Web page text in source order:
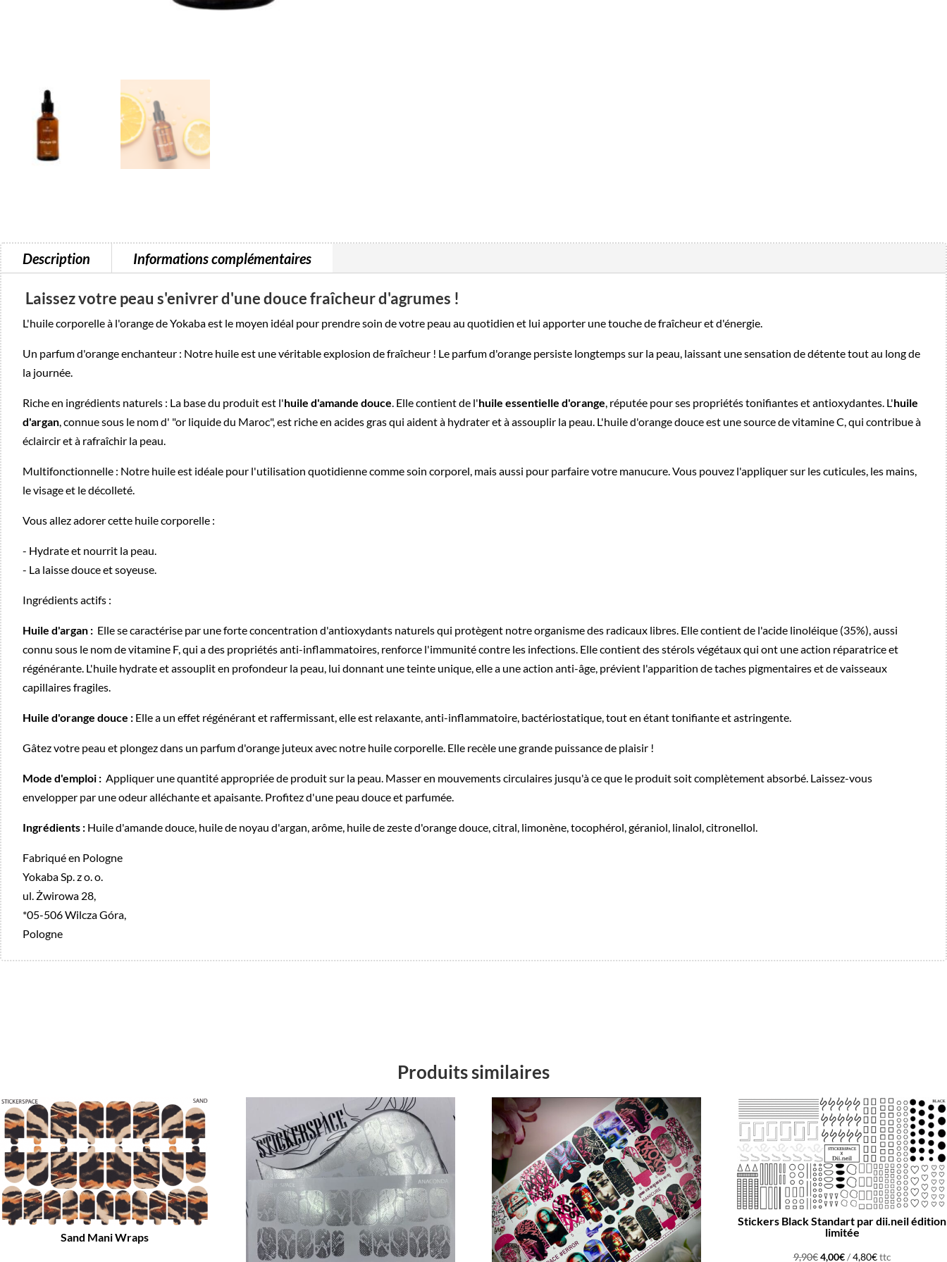
Description Informations complémentaires
Laissez votre peau s'enivrer d'une douce fraîcheur d'agrumes !
L'huile corporelle à l'orange de Yokaba est le moyen idéal pour prendre soin de votre peau au quotidien et lui apporter une touche de fraîcheur et d'énergie.
Un parfum d'orange enchanteur : Notre huile est une véritable explosion de fraîcheur ! Le parfum d'orange persiste longtemps sur la peau, laissant une sensation de détente tout au long de
la journée.
Riche en ingrédients naturels : La base du produit est l'huile d'amande douce . Elle contient de l'huile essentielle d'orange , réputée pour ses propriétés tonifiantes et antioxydantes. L'huile
d'argan , connue sous le nom d' "or liquide du Maroc", est riche en acides gras qui aident à hydrater et à assouplir la peau. L'huile d'orange douce est une source de vitamine C, qui contribue à
éclaircir et à rafraîchir la peau.
Multifonctionnelle : Notre huile est idéale pour l'utilisation quotidienne comme soin corporel, mais aussi pour parfaire votre manucure. Vous pouvez l'appliquer sur les cuticules, les mains,
le visage et le décolleté.
Vous allez adorer cette huile corporelle :
- Hydrate et nourrit la peau.
- La laisse douce et soyeuse.
Ingrédients actifs :
Huile d'argan : Elle se caractérise par une forte concentration d'antioxydants naturels qui protègent notre organisme des radicaux libres. Elle contient de l'acide linoléique (35%), aussi
connu sous le nom de vitamine F, qui a des propriétés anti-inflammatoires, renforce l'immunité contre les infections. Elle contient des stérols végétaux qui ont une action réparatrice et
régénérante. L'huile hydrate et assouplit en profondeur la peau, lui donnant une teinte unique, elle a une action anti-âge, prévient l'apparition de taches pigmentaires et de vaisseaux
capillaires fragiles.
Huile d'orange douce : Elle a un effet régénérant et raffermissant, elle est relaxante, anti-inflammatoire, bactériostatique, tout en étant tonifiante et astringente.
Gâtez votre peau et plongez dans un parfum d'orange juteux avec notre huile corporelle. Elle recèle une grande puissance de plaisir !
Mode d'emploi : Appliquer une quantité appropriée de produit sur la peau. Masser en mouvements circulaires jusqu'à ce que le produit soit complètement absorbé. Laissez-vous
envelopper par une odeur alléchante et apaisante. Profitez d'une peau douce et parfumée.
Ingrédients : Huile d'amande douce, huile de noyau d'argan, arôme, huile de zeste d'orange douce, citral, limonène, tocophérol, géraniol, linalol, citronellol.
Fabriqué en Pologne
Yokaba Sp. z o. o.
ul. Żwirowa 28,
*05-506 Wilcza Góra,
Pologne
Produits similaires
Promo !
Sand Mani Wraps
Promo ! Promo !
Stickers Black Standart par dii.neil édition
limitée
9,90€ Le
4,00€Le
/4,80€ttc